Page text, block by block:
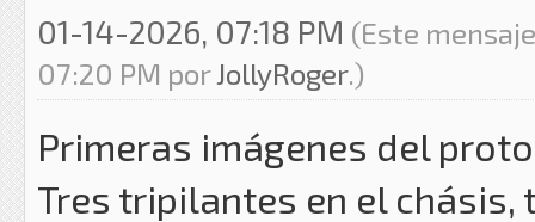
01-14-2026, 07:18 PM (Este
07:20 PM porJollyRoger.)
Primeras imágenes del
Tres tripilantes en el